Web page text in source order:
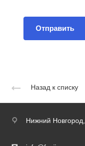
Назад к списку
Нижний Новгород,